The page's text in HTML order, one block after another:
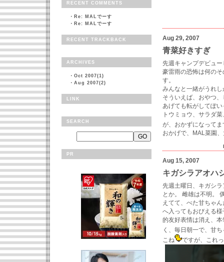
RECENT COMMENTS
・ Re: MALでーす
・ Re: MALでーす
RECENT TRACKBACK
ARCHIVES
・ Oct 2007(1)
・ Aug 2007(2)
LINK
SEARCH
PR
Aug 29, 2007
青菜好きすぎ
先週キャンプデビュ
豪雷雨の恐怖は何の
す。
みんなと一緒がうれ
そういえば、おやつ
あげても転がしてぽ
トウミョウ、サラダ
が、おかずになってま
おかげで、MAL菜園
Aug 15, 2007
キガシラアオハ
先週土曜日、キガシ
とか。 雌雄は不明。
えてて、べた甘ちゃ
へ入ってもおびえる
的友好表情は消え、
く、毎日朝一で、甘
こね
ですが、これ